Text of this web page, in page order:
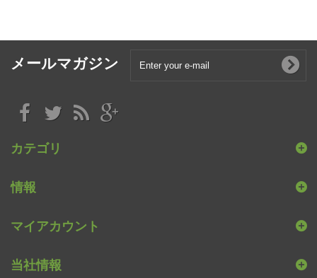
メールマガジン
カテゴリ
情報
マイアカウント
当社情報